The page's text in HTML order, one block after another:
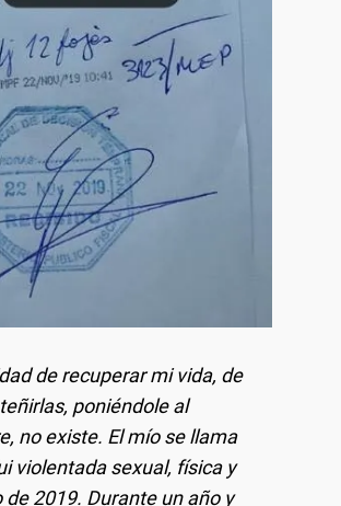
de recuperar mi vida, de
poniéndole al
no existe. El mío se llama
violentada sexual, física y
2019. Durante un año y